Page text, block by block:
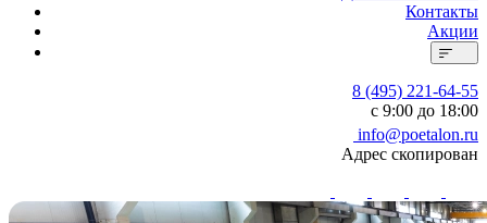
Контакты
Акции
8 (495) 221-64-55
с 9:00 до 18:00
info@poetalon.ru
Адрес скопирован